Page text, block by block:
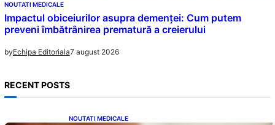
NOUTATI MEDICALE
Impactul obiceiurilor asupra demenței: Cum putem
preveni îmbătrânirea prematură a creierului
byEchipa Editoriala7 august 2026
RECENT POSTS
NOUTATI MEDICALE